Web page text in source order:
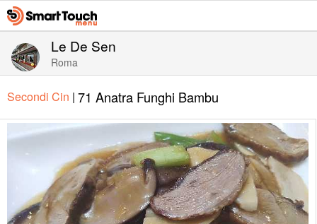
Le De Sen
Roma
Secondi Cin | 71 Anatra Funghi Bambu